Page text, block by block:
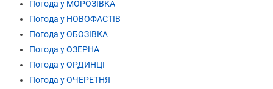
Погода у МОРОЗІВКА
Погода у НОВОФАСТІВ
Погода у ОБОЗІВКА
Погода у ОЗЕРНА
Погода у ОРДИНЦІ
Погода у ОЧЕРЕТНЯ